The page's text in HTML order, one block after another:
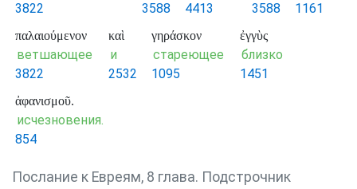
3822
3588
4413
3588
1161
παλαιούμενον
ветшающее
3822
καὶ
и
2532
γηράσκον
стареющее
1095
ἐγγὺς
близко
1451
ἀφανισμοῦ.
исчезновения.
854
Послание к Евреям, 8 глава. Подстрочник